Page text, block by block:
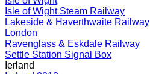
Isle of Wight Steam Railway
Lakeside & Haverthwaite Railway
London
Ravenglass & Eskdale Railway
Settle Station Signal Box
Ierland